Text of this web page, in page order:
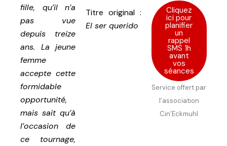
fille, qu’il n’a
pas vue
depuis treize
ans. La jeune
femme
accepte cette
formidable
opportunité,
mais sait qu’à
l’occasion de
ce tournage,
Titre original :
El ser querido
Cliquez
ici pour
planifier
un
rappel
SMS 1h
avant
vos
séances
Service offert par
l’association
Cin’Eckmuhl